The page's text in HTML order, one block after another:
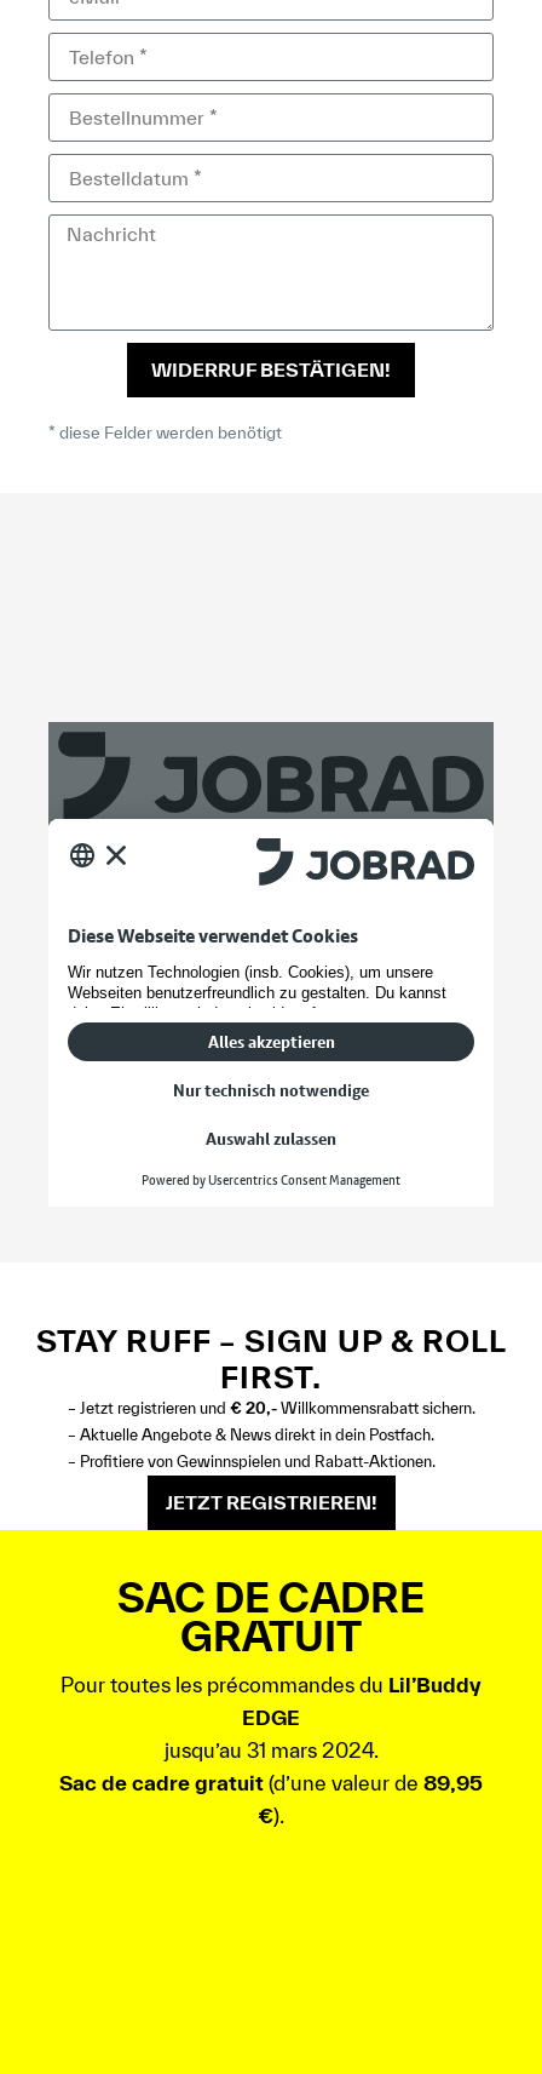
WIDERRUF BESTÄTIGEN!
* diese Felder werden benötigt
STAY RUFF – SIGN UP & ROLL
FIRST.
– Jetzt registrieren und € 20,-Willkommensrabatt sichern.
– Aktuelle Angebote & News direkt in dein Postfach.
– Profitiere von Gewinnspielen und Rabatt-Aktionen.
JETZT REGISTRIEREN!
SAC DE CADRE
GRATUIT
Pour toutes les précommandes du Lil’Buddy
EDGE
jusqu’au 31 mars 2024.
Sac de cadre gratuit (d’une valeur de 89,95
€).